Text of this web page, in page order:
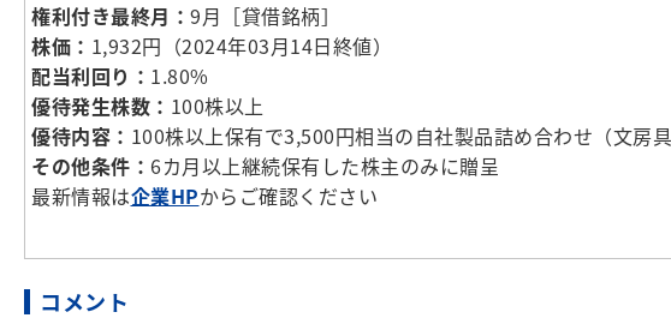
権利付き最終月： 9月［貸借銘柄］
株価： 1,932円（2024年03月14日終値）
配当利回り： 1.80%
優待発生株数： 100株以上
優待内容： 100株以上保有で3,500円相当の自社製品詰め合わせ（文房具
その他条件： 6カ月以上継続保有した株主のみに贈呈
最新情報は企業HPからご確認ください
コメント